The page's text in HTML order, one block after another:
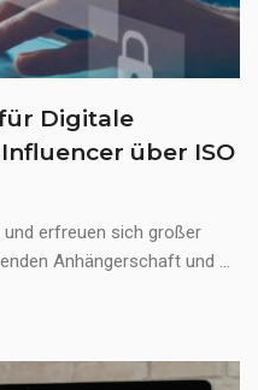
Digitale
über ISO
erfreuen sich großer
Anhängerschaft und ...